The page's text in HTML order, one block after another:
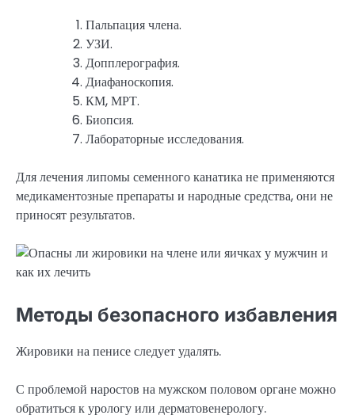
Пальпация члена.
УЗИ.
Допплерография.
Диафаноскопия.
КМ, МРТ.
Биопсия.
Лабораторные исследования.
Для лечения липомы семенного канатика не применяются
медикаментозные препараты и народные средства, они не
приносят результатов.
Методы безопасного избавления
Жировики на пенисе следует удалять.
С проблемой наростов на мужском половом органе можно
обратиться к урологу или дерматовенерологу.